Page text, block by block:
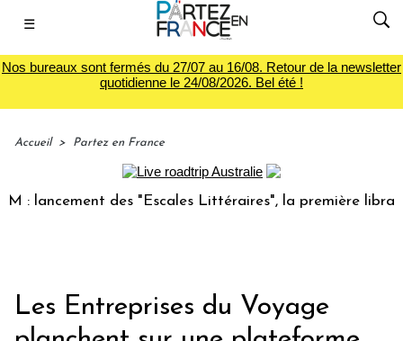
☰
Nos bureaux sont fermés du 27/07 au 16/08. Retour de la newsletter
quotidienne le 24/08/2026. Bel été !
Accueil > Partez en France
des "Escales Littéraires", la première librairie du
Les Entreprises du Voyage